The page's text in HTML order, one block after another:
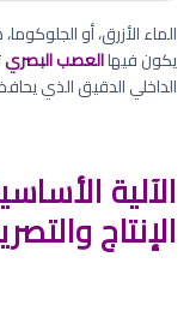
الماء الأزرق، أو
يكون فيهاالعصب البصري
الداخلي الدقيق الذي
الآلية
الإنتاج